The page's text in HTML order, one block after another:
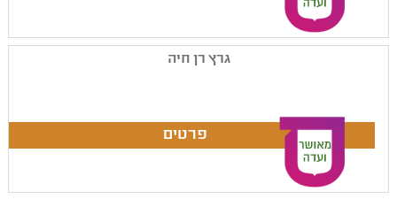
גרץ רן חיה